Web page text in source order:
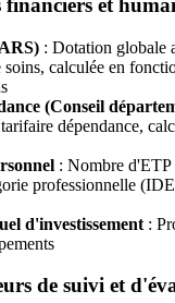
et
: Dotation globale
calculée en
(Conseil
dépendance,
: Nombre d'ETP
professionnelle
d'investissement :
de suivi et